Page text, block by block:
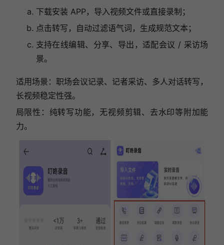
下载安装 APP，导入视频文件或直接录制；
点击转写，自动过滤语气词，生成规范文本；
支持在线编辑、分享、导出，适配会议 / 采访场
景。
适用场景：职场会议记录、记者采访、多人对话转写，
长视频稳定性强。
局限性：纯转写功能，无视频剪辑、去水印等附加能
力。